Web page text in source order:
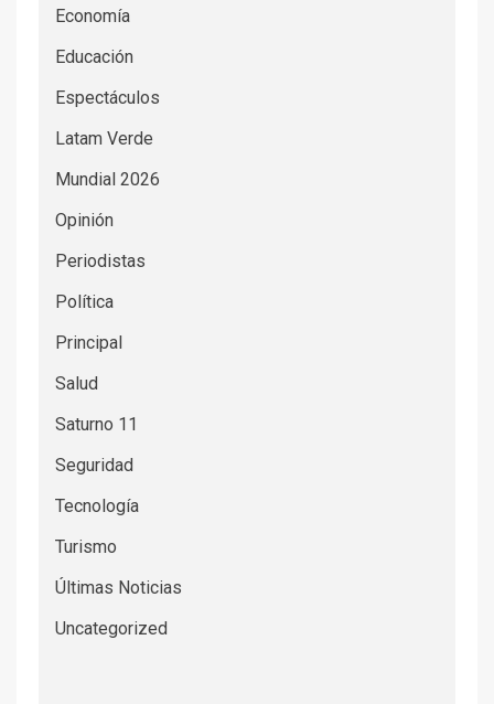
Economía
Educación
Espectáculos
Latam Verde
Mundial 2026
Opinión
Periodistas
Política
Principal
Salud
Saturno 11
Seguridad
Tecnología
Turismo
Últimas Noticias
Uncategorized